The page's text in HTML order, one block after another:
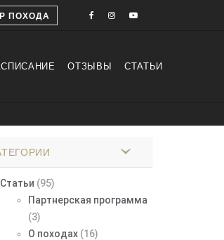
ПОХОДА
ОТЗЫВЫ СТАТЬИ
Статьи (95)
Партнерская программа
(3)
О походах(16)